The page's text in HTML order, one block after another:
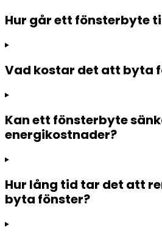
Hur går ett fönsterbyte
Vad kostar det att byta
Kan ett fönsterbyte
energikostnader?
Hur lång tid tar det att
byta fönster?